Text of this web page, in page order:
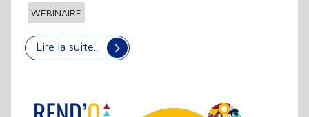
WEBINAIRE
Lire la suite...